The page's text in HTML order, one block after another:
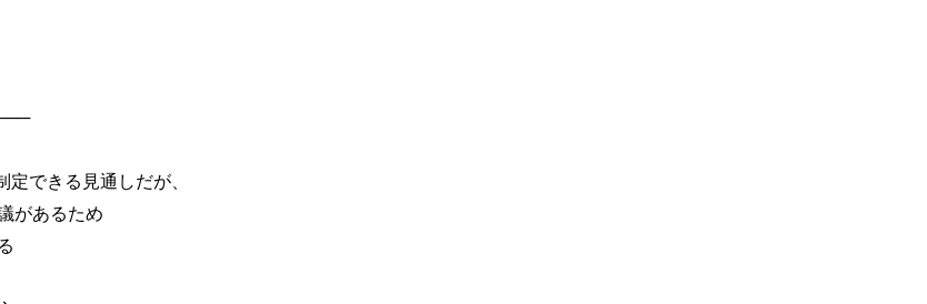
できる見通しだが、
あるため